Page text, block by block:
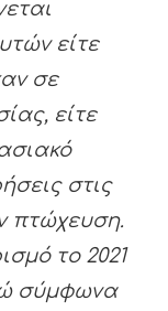
είτε
σε
είτε
στις
πτώχευση.
το 2021
σύμφωνα